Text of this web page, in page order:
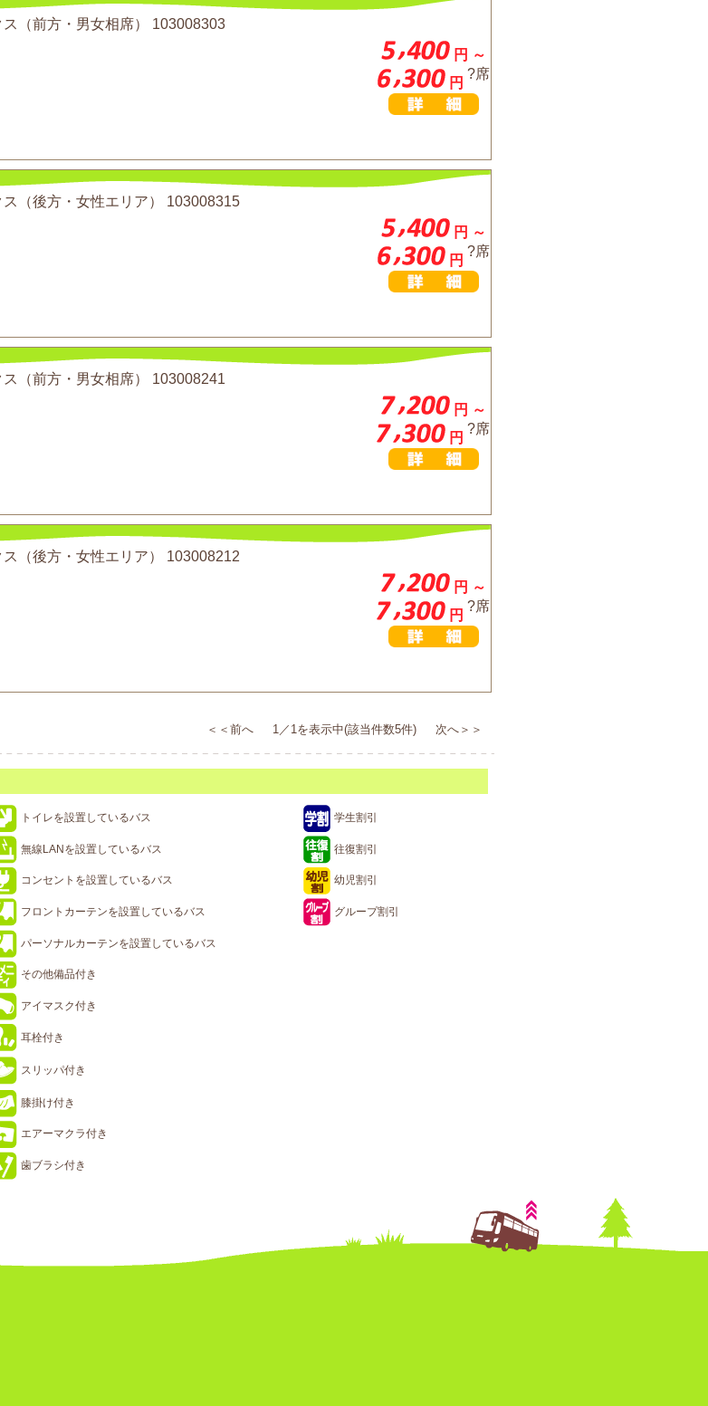
（前方・男女相席） 103008303
円 ～
円
?席
（後方・女性エリア） 103008315
円 ～
円
?席
（前方・男女相席） 103008241
円 ～
円
?席
（後方・女性エリア） 103008212
円 ～
円
?席
＜＜前へ 1／1を表示中(該当件数5件) 次へ＞＞
トイレを設置しているバス 学生割引
無線LANを設置しているバス 往復割引
コンセントを設置しているバス 幼児割引
フロントカーテンを設置しているバス グループ割引
パーソナルカーテンを設置しているバス
その他備品付き
アイマスク付き
耳栓付き
スリッパ付き
膝掛け付き
エアーマクラ付き
歯ブラシ付き